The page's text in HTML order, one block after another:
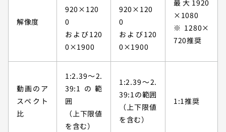
解像度
920×120
0
および120
0×1900
920×120
0
および120
0×1900
最大1920
×1080
※1280×
720推奨
動画のア
スペクト
比
1:2.39〜2.
39:1の範
囲
（上下限値
を含む）
1:2.39〜2.
39:1の範囲
（上下限値
を含む）
1:1推奨